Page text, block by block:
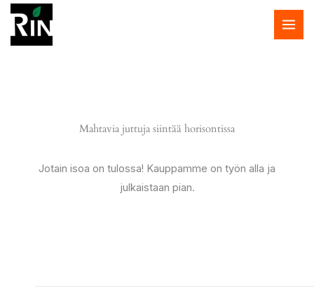
sisältöön
Mahtavia juttuja siintää horisontissa
Jotain isoa on tulossa! Kauppamme on työn alla ja
julkaistaan pian.